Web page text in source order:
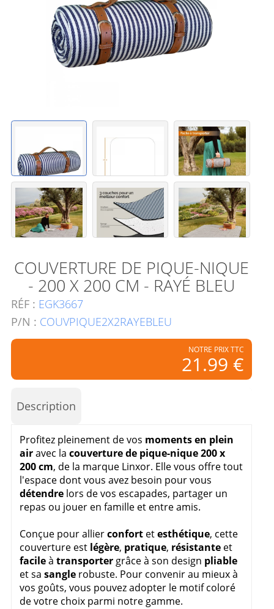
COUVERTURE DE PIQUE-NIQUE
- 200 X 200 CM - RAYÉ BLEU
RÉF : EGK3667
P/N : COUVPIQUE2X2RAYEBLEU
NOTRE PRIX TTC
21.99 €
Description
Profitez pleinement de vos moments en plein
airavec lacouverture de pique-nique 200 x
200 cm, de la marque Linxor. Elle vous offre tout
l'espace dont vous avez besoin pour vous
détendre lors de vos escapades, partager un
repas ou jouer en famille et entre amis.
Conçue pour allierconfort etesthétique, cette
couverture est légère, pratique, résistante et
facileàtransporter grâce à son design pliable
et sasangle robuste. Pour convenir au mieux à
vos goûts, vous pouvez adopter le motif coloré
de votre choix parmi notre gamme.